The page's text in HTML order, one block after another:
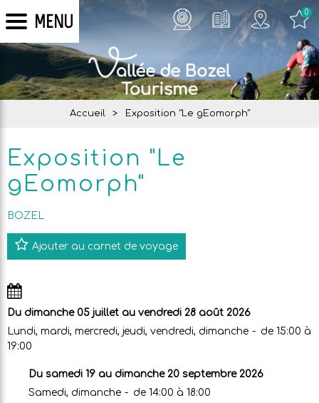
MENU 0
Accueil > Exposition "Le gEomorph"
Exposition "Le
gEomorph"
BOZEL
Ajouter au carnet de voyage
Du dimanche 05 juillet au vendredi 28 août 2026
Lundi, mardi, mercredi, jeudi, vendredi, dimanche
de 15:00 à
19:00
Du samedi 19 au dimanche 20 septembre 2026
Samedi, dimanche
de 14:00 à 18:00